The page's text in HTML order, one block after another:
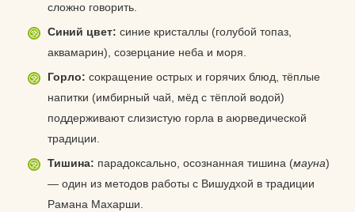
сложно говорить.
Синий цвет: синие кристаллы (голубой топаз,
аквамарин), созерцание неба и моря.
Горло: сокращение острых и горячих блюд, тёплые
напитки (имбирный чай, мёд с тёплой водой)
поддерживают слизистую горла в аюрведической
традиции.
Тишина: парадоксально, осознанная тишина (мауна)
— один из методов работы с Вишудхой в традиции
Рамана Махарши.